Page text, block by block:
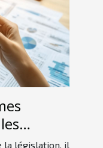
?
la législation, il